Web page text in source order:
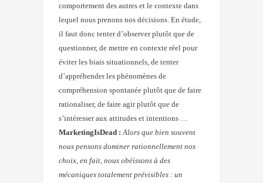
comportement des autres et le contexte dans
lequel nous prenons nos décisions. En étude,
il faut donc tenter d’observer plutôt que de
questionner, de mettre en contexte réel pour
éviter les biais situationnels, de tenter
d’appréhender les phénomènes de
compréhension spontanée plutôt que de faire
rationaliser, de faire agir plutôt que de
s’intéresser aux attitudes et intentions …
MarketingIsDead : Alors que bien souvent
nous pensons dominer rationnellement nos
choix, en fait, nous obéissons à des
mécaniques totalement prévisibles : un